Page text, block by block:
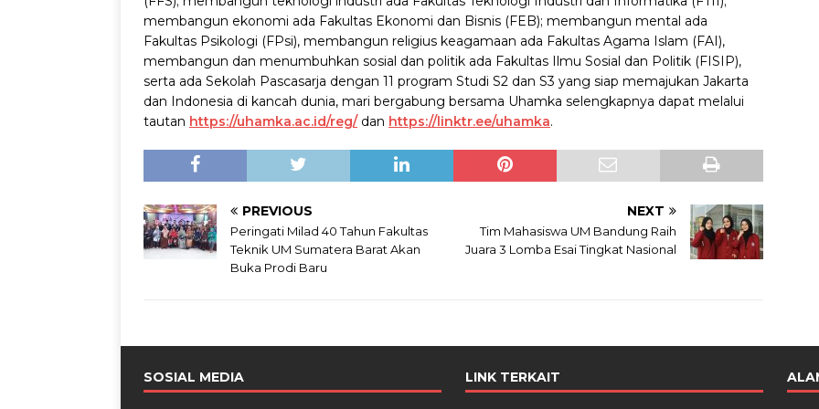
membangun ekonomi ada Fakultas Ekonomi dan Bisnis (FEB); membangun mental ada
Fakultas Psikologi (FPsi), membangun religius keagamaan ada Fakultas Agama Islam (FAI),
membangun dan menumbuhkan sosial dan politik ada Fakultas Ilmu Sosial dan Politik (FISIP),
serta ada Sekolah Pascasarja dengan 11 program Studi S2 dan S3 yang siap memajukan Jakarta
dan Indonesia di kancah dunia, mari bergabung bersama Uhamka selengkapnya dapat melalui
tautan https://uhamka.ac.id/reg/dan https://linktr.ee/uhamka.
PREVIOUS
Peringati Milad 40 Tahun Fakultas
Teknik UM Sumatera Barat Akan
Buka Prodi Baru
NEXT
Tim Mahasiswa UM Bandung Raih
Juara 3 Lomba Esai Tingkat Nasional
SOSIAL MEDIA LINK TERKAIT